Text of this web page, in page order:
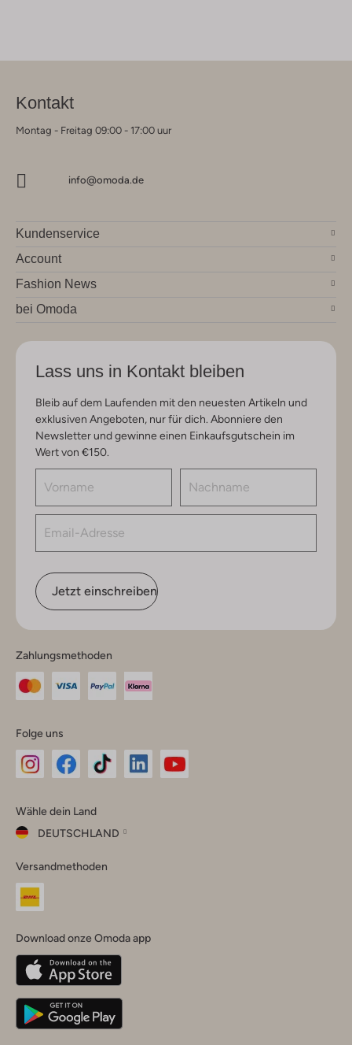
Kontakt
Montag - Freitag 09:00 - 17:00 uur
info@omoda.de
Kundenservice
Account
Fashion News
bei Omoda
Lass uns in Kontakt bleiben
Bleib auf dem Laufenden mit den neuesten Artikeln und
exklusiven Angeboten, nur für dich. Abonniere den
Newsletter und gewinne einen Einkaufsgutschein im
Wert von €150.
Jetzt einschreiben
Zahlungsmethoden
Folge uns
Instagram
Facebook
TikTok
Wähle dein Land
DEUTSCHLAND
dein
Land
Belgique(Français)
Deutschland
Versandmethoden
Download onze Omoda app